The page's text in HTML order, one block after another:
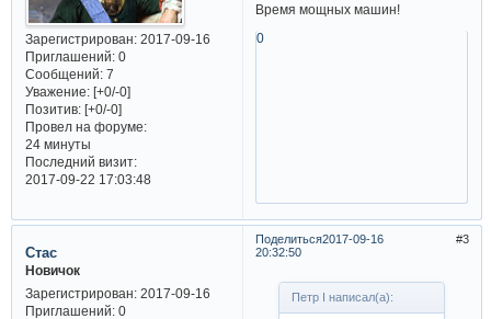
Зарегистрирован: 2017-09-16
Приглашений:0
Сообщений:7
Уважение: [+0/-0]
Позитив: [+0/-0]
Провел на форуме:
24 минуты
Последний визит:
2017-09-22 17:03:48
Время мощных машин!
0
Поделиться 3
2017-09-16
20:32:50
Стас
Новичок
Зарегистрирован: 2017-09-16
Приглашений:0
Петр I написал(а):